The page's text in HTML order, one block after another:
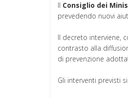
Il Consiglio dei
prevedendo nuovi
Il decreto interviene,
contrasto alla
di prevenzione
Gli interventi previsti